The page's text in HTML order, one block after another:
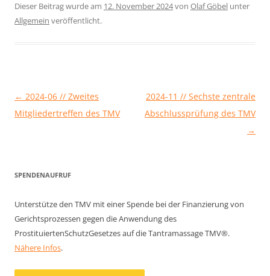
Dieser Beitrag wurde am 12. November 2024von Olaf Göbel unter
Allgemein veröffentlicht.
Beitragsnavigation
← 2024-06 // Zweites
Mitgliedertreffen des TMV
2024-11 // Sechste zentrale
Abschlussprüfung des TMV
→
SPENDENAUFRUF
Unterstütze den TMV mit einer Spende bei der Finanzierung von
Gerichtsprozessen gegen die Anwendung des
ProstituiertenSchutzGesetzes auf die Tantramassage TMV®.
Nähere Infos.